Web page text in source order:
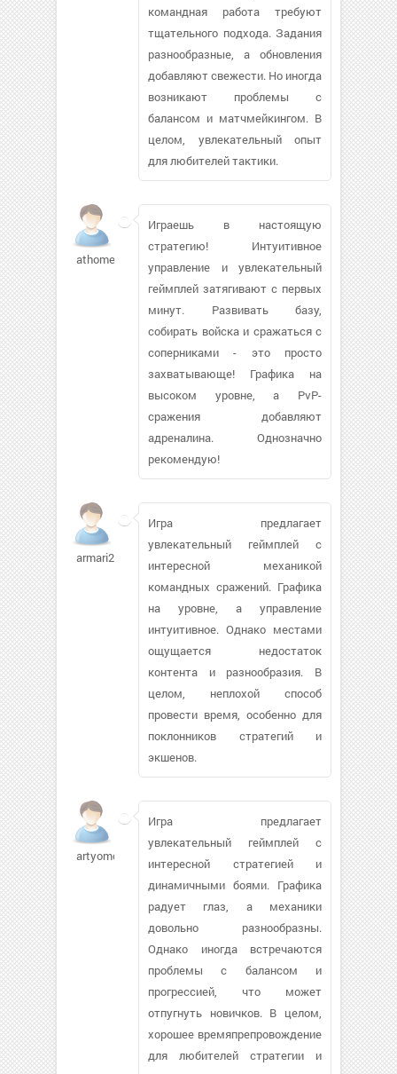
командная работа требуют
тщательного подхода. Задания
разнообразные, а обновления
добавляют свежести. Но иногда
возникают проблемы с
балансом и матчмейкингом. В
целом, увлекательный опыт
для любителей тактики.
athomedave116
Играешь в настоящую
стратегию! Интуитивное
управление и увлекательный
геймплей затягивают с первых
минут. Развивать базу,
собирать войска и сражаться с
соперниками - это просто
захватывающе! Графика на
высоком уровне, а PvP-
сражения добавляют
адреналина. Однозначно
рекомендую!
armari200620
Игра предлагает
увлекательный геймплей с
интересной механикой
командных сражений. Графика
на уровне, а управление
интуитивное. Однако местами
ощущается недостаток
контента и разнообразия. В
целом, неплохой способ
провести время, особенно для
поклонников стратегий и
экшенов.
artyomcc
Игра предлагает
увлекательный геймплей с
интересной стратегией и
динамичными боями. Графика
радует глаз, а механики
довольно разнообразны.
Однако иногда встречаются
проблемы с балансом и
прогрессией, что может
отпугнуть новичков. В целом,
хорошее времяпрепровождение
для любителей стратегии и